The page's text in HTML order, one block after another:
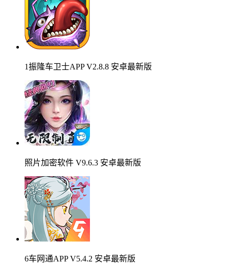
1振隆车卫士APP V2.8.8 安卓最新版
照片加密软件 V9.6.3 安卓最新版
6车网通APP V5.4.2 安卓最新版